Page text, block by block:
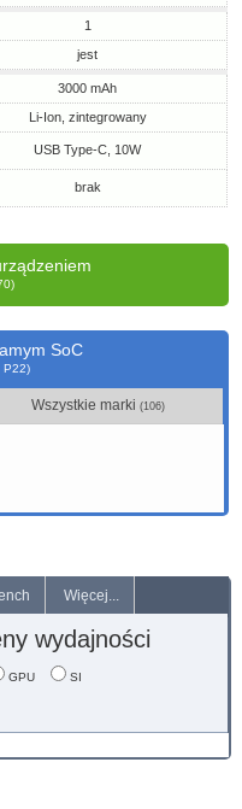
1
jest
3000 mAh
Li-Ion, zintegrowany
USB Type-C, 10W
brak
SoC
P22)
Wszystkie marki(106)
Więcej...
wydajności
GPU SI